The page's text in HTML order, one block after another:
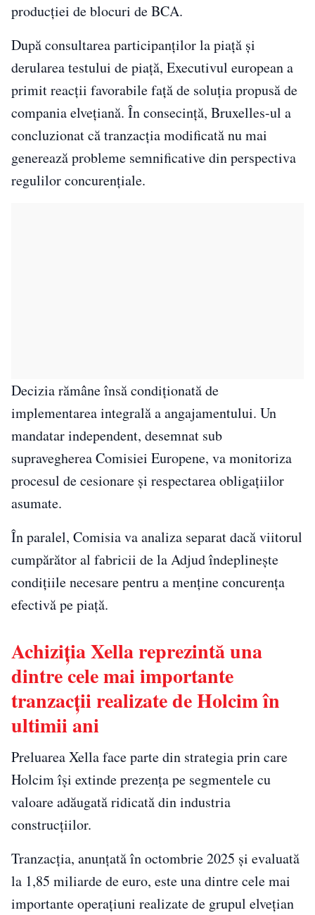
producției de blocuri de BCA.
După consultarea participanților la piață și
derularea testului de piață, Executivul european a
primit reacții favorabile față de soluția propusă de
compania elvețiană. În consecință, Bruxelles-ul a
concluzionat că tranzacția modificată nu mai
generează probleme semnificative din perspectiva
regulilor concurențiale.
Decizia rămâne însă condiționată de
implementarea integrală a angajamentului. Un
mandatar independent, desemnat sub
supravegherea Comisiei Europene, va monitoriza
procesul de cesionare și respectarea obligațiilor
asumate.
În paralel, Comisia va analiza separat dacă viitorul
cumpărător al fabricii de la Adjud îndeplinește
condițiile necesare pentru a menține concurența
efectivă pe piață.
Achiziția Xella reprezintă una
dintre cele mai importante
tranzacții realizate de Holcim în
ultimii ani
Preluarea Xella face parte din strategia prin care
Holcim își extinde prezența pe segmentele cu
valoare adăugată ridicată din industria
construcțiilor.
Tranzacția, anunțată în octombrie 2025 și evaluată
la 1,85 miliarde de euro, este una dintre cele mai
importante operațiuni realizate de grupul elvețian